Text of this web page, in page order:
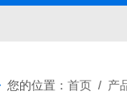
您的位置：首页 / 产